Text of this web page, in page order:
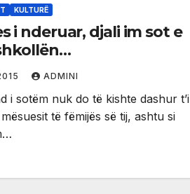
KULTURË
i nderuar, djali im sot e
ADMINI
i sotëm nuk do të kishte dashur t’i
të fëmijës së tij, ashtu si